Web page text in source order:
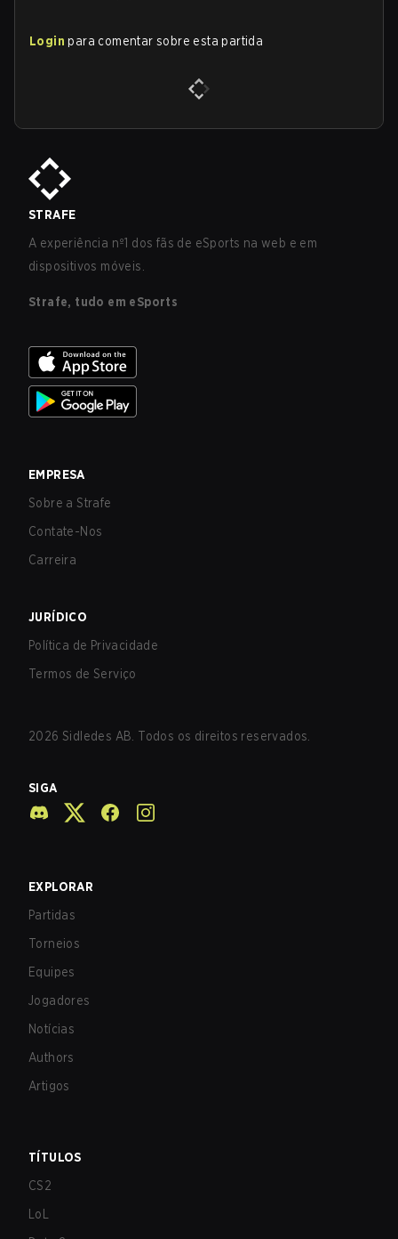
Login para comentar sobre esta partida
STRAFE
A experiência nº1 dos fãs de eSports na web e em
dispositivos móveis.
Strafe, tudo em eSports
EMPRESA
Sobre a Strafe
Contate-Nos
Carreira
JURÍDICO
Política de Privacidade
Termos de Serviço
2026 Sidledes AB. Todos os direitos reservados.
SIGA
EXPLORAR
Partidas
Torneios
Equipes
Jogadores
Notícias
Authors
Artigos
TÍTULOS
CS2
LoL